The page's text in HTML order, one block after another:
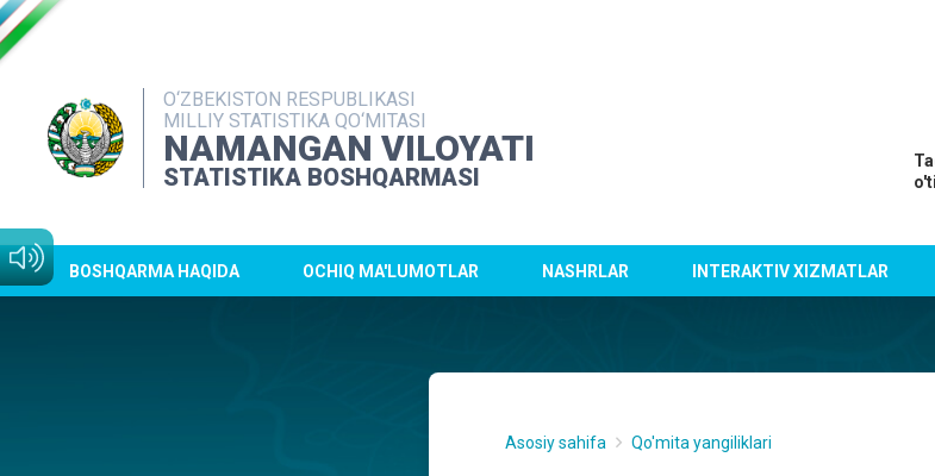
O‘ZBEKISTON RESPUBLIKASI
MILLIY STATISTIKA QO‘MITASI
NAMANGAN VILOYATI
STATISTIKA BOSHQARMASI
BOSHQARMA HAQIDA OCHIQ MA'LUMOTLAR NASHRLAR INTERAKTIV XIZMATLAR
Asosiy sahifa Qo'mita yangiliklari